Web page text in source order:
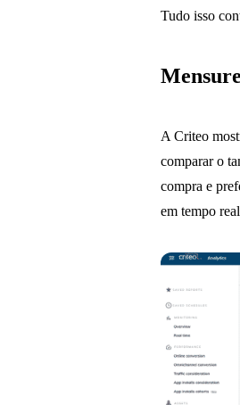
Tudo isso
A Criteo
comparar o
compra e
em tempo